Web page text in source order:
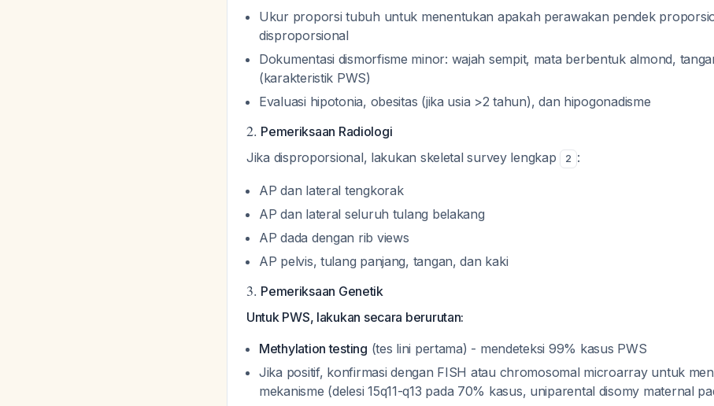
Ukur proporsi tubuh untuk menentukan apakah perawakan pendek
disproporsional
Dokumentasi dismorfisme minor: wajah sempit, mata berbentuk almond,
(karakteristik PWS)
Evaluasi hipotonia, obesitas (jika usia >2 tahun), dan hipogonadisme
2. Pemeriksaan Radiologi
Jika disproporsional, lakukan skeletal survey lengkap
2 :
AP dan lateral tengkorak
AP dan lateral seluruh tulang belakang
AP dada dengan rib views
AP pelvis, tulang panjang, tangan, dan kaki
3. Pemeriksaan Genetik
Untuk PWS, lakukan secara berurutan:
Methylation testing (tes lini pertama) - mendeteksi 99% kasus PWS
Jika positif, konfirmasi dengan FISH atau chromosomal microarray untuk
mekanisme (delesi 15q11-q13 pada 70% kasus, uniparental disomy maternal